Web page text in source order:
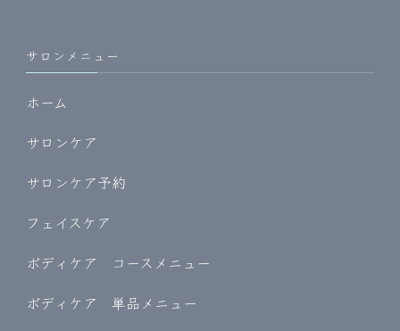
サロンメニュー
ホーム
サロンケア
サロンケア予約
フェイスケア
ボディケア コースメニュー
ボディケア 単品メニュー